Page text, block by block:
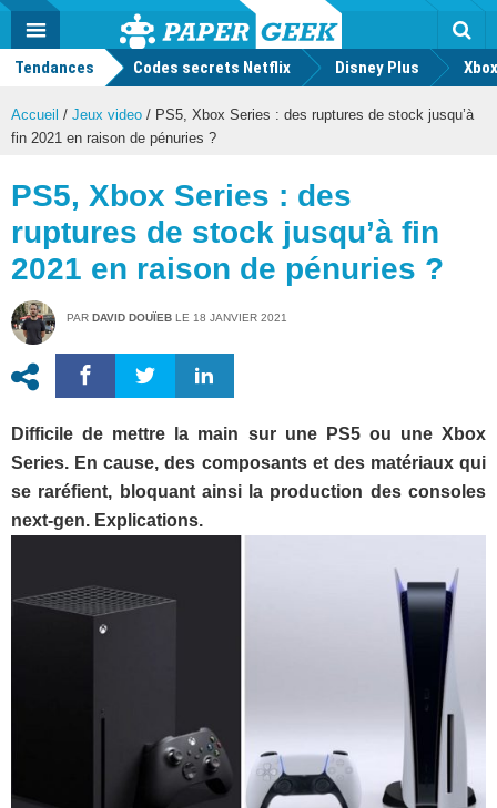
Actu
geek
MENU
Tendances Codes secrets Netflix Disney Plus
Accueil / Jeux video / PS5, Xbox Series : des ruptures de stock jusqu’à
fin 2021 en raison de pénuries ?
PS5, Xbox Series : des
ruptures de stock jusqu’à fin
2021 en raison de pénuries ?
PAR DAVID DOUÏEB LE 18 JANVIER 2021
Difficile de mettre la main sur une PS5 ou une Xbox
Series. En cause, des composants et des matériaux qui
se raréfient, bloquant ainsi la production des consoles
next-gen. Explications.
Mode
FacebookTwitter Youtube